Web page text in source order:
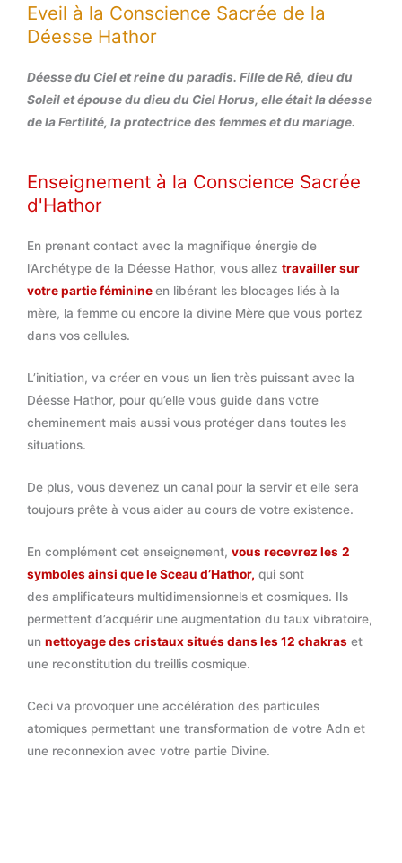
Eveil à la Conscience Sacrée de la
Déesse Hathor
Déesse du Ciel et reine du paradis. Fille de Rê, dieu du
Soleil et épouse du dieu du Ciel Horus, elle était la déesse
de la Fertilité, la protectrice des femmes et du mariage.
Enseignement à la Conscience Sacrée
d'Hathor
En prenant contact avec la magnifique énergie de
l’Archétype de la Déesse Hathor, vous allez travailler sur
votre partie féminineen libérant les blocages liés à la
mère, la femme ou encore la divine Mère que vous portez
dans vos cellules.
L’initiation, va créer en vous un lien très puissant avec la
Déesse Hathor, pour qu’elle vous guide dans votre
cheminement mais aussi vous protéger dans toutes les
situations.
De plus, vous devenez un canal pour la servir et elle sera
toujours prête à vous aider au cours de votre existence.
En complément cet enseignement, vous recevrez les 2
symboles ainsi que le Sceau d’Hathor, qui sont
des amplificateurs multidimensionnels et cosmiques. Ils
permettent d’acquérir une augmentation du taux vibratoire,
un nettoyage des cristaux situés dans les 12 chakras et
une reconstitution du treillis cosmique.
Ceci va provoquer une accélération des particules
atomiques permettant une transformation de votre Adn et
une reconnexion avec votre partie Divine.